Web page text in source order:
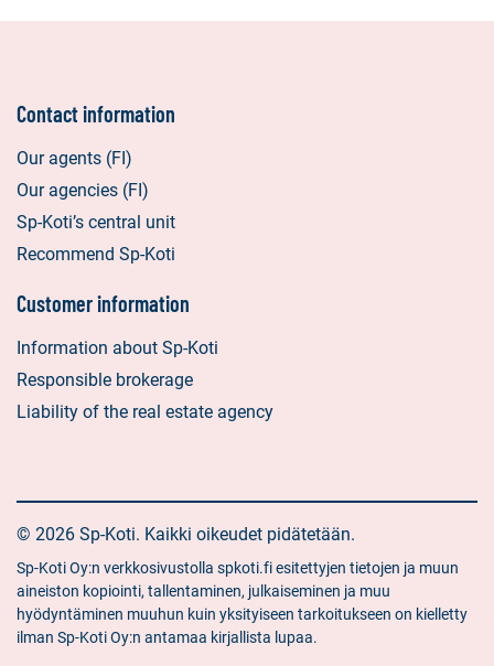
Contact information
Our agents (FI)
Our agencies (FI)
Sp-Koti’s central unit
Recommend Sp-Koti
Customer information
Information about Sp-Koti
Responsible brokerage
Liability of the real estate agency
© 2026 Sp-Koti. Kaikki oikeudet pidätetään.
Sp-Koti Oy:n verkkosivustolla spkoti.fi esitettyjen tietojen ja muun
aineiston kopiointi, tallentaminen, julkaiseminen ja muu
hyödyntäminen muuhun kuin yksityiseen tarkoitukseen on kielletty
ilman Sp-Koti Oy:n antamaa kirjallista lupaa.